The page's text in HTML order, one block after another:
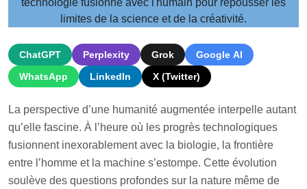
ChatGPT Perplexity Grok
Google AI
WhatsApp
LinkedIn X (Twitter)
La perspective d’une humanité augmentée interpelle autant
qu’elle fascine. À l’heure où les progrès technologiques
fusionnent inexorablement avec la biologie, la frontière
entre l’homme et la machine s’estompe. Cette évolution
soulève des questions profondes sur la nature même de